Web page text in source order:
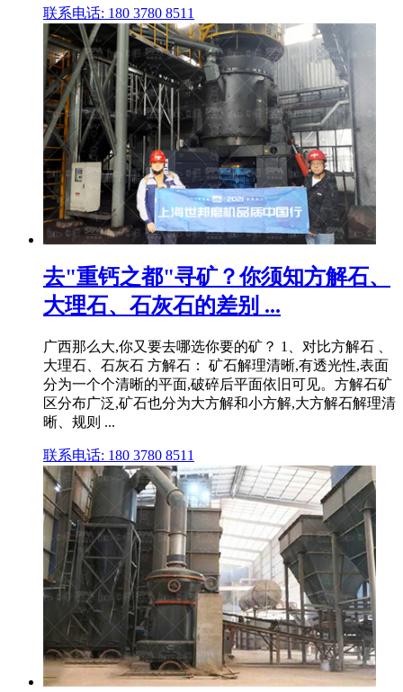
联系电话: 180 3780 8511
去"重钙之都"寻矿？你须知方解石、
大理石、石灰石的差别 ...
广西那么大,你又要去哪选你要的矿？ 1、对比方解石 、
大理石、石灰石 方解石： 矿石解理清晰,有透光性,表面
分为一个个清晰的平面,破碎后平面依旧可见。方解石矿
区分布广泛,矿石也分为大方解和小方解,大方解石解理清
晰、规则 ...
联系电话: 180 3780 8511